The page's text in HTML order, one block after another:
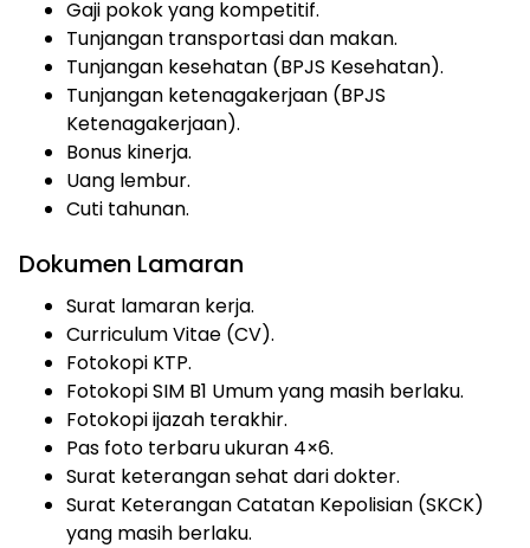
Gaji pokok yang kompetitif.
Tunjangan transportasi dan makan.
Tunjangan kesehatan (BPJS Kesehatan).
Tunjangan ketenagakerjaan (BPJS
Ketenagakerjaan).
Bonus kinerja.
Uang lembur.
Cuti tahunan.
Dokumen Lamaran
Surat lamaran kerja.
Curriculum Vitae (CV).
Fotokopi KTP.
Fotokopi SIM B1 Umum yang masih berlaku.
Fotokopi ijazah terakhir.
Pas foto terbaru ukuran 4×6.
Surat keterangan sehat dari dokter.
Surat Keterangan Catatan Kepolisian (SKCK)
yang masih berlaku.